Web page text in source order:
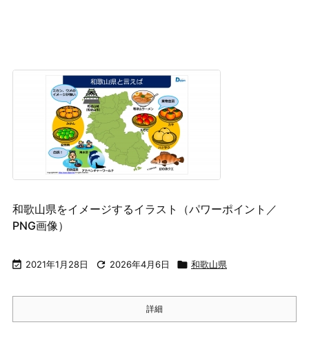
和歌山県をイメージするイラスト（パワーポイント／
PNG画像）
 2021年1月28日  2026年4月6日  和歌山県
詳細